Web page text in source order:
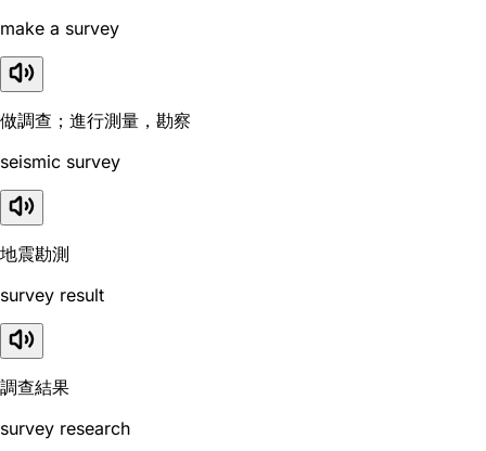
make a survey
做調查；進行測量，勘察
seismic survey
地震勘測
survey result
調查結果
survey research